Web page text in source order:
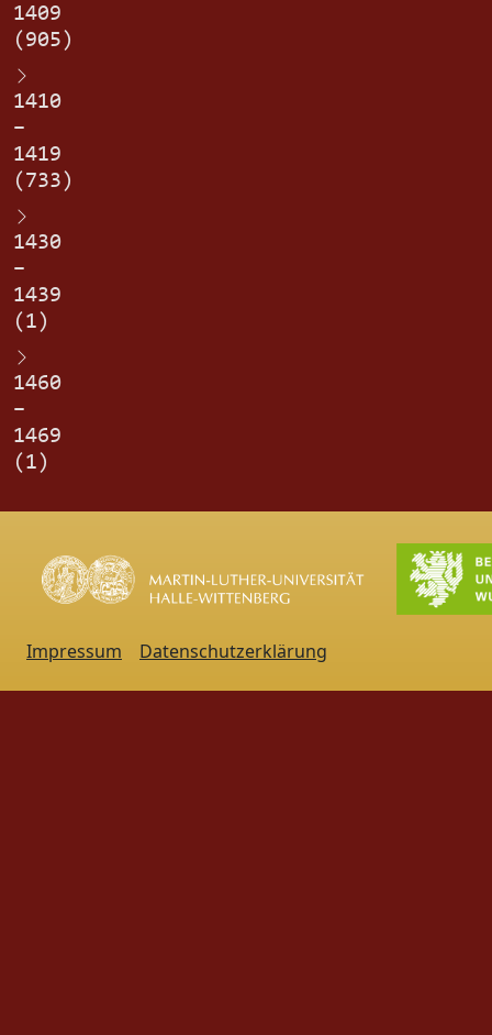
1409
(905)
1410
–
1419
(733)
1430
–
1439
(1)
1460
–
1469
(1)
Impressum Datenschutzerklärung